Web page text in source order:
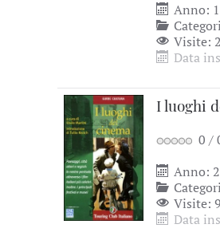
Anno:
Visite:
Data
I luoghi
0 /
Anno:
Visite:
Data